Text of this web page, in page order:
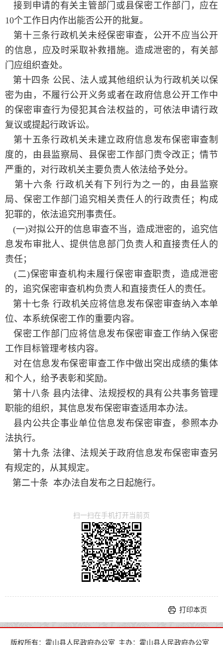
接到申请的有关主管部门或县保密工作部门，应在
10个工作日内作出能否公开的批复。
第十三条行政机关未经保密审查，公开不应当公开
的信息，应及时采取补救措施。造成泄密的，有关部
门应组织查处。
第十四条 公民、法人或其他组织认为行政机关以保
密为由，不履行公开义务或者在政府信息公开工作中
的保密审查行为侵犯其合法权益的，可依法申请行政
复议或提起行政诉讼。
第十五条行政机关未建立政府信息发布保密审查制
度的，由县监察局、县保密工作部门责令改正；情节
严重的，对行政机关主要负责人依法给予处分。
第十六条 行政机关有下列行为之一的，由县监察
局、保密工作部门追究相关责任人的行政责任；构成
犯罪的，依法追究刑事责任。
(一)对拟公开的信息审查不当，造成泄密的，追究信
息发布审批人、提供信息部门负责人和直接责任人的
责任；
(二)保密审查机构未履行保密审查职责，造成泄密
的，追究保密审查机构负责人和直接责任人的责任。
第十七条 行政机关应将信息发布保密审查纳入本单
位、本系统保密工作的重要内容。
保密工作部门应将信息发布保密审查工作纳入保密
工作目标管理考核内容。
对在信息发布保密审查工作中做出突出成绩的集体
和个人，给予表彰和奖励。
第十八条 县内法律、法规授权的具有公共事务管理
职能的组织，其信息发布保密审查适用本办法。
县内公共企事业单位信息发布保密审查，参照本办
法执行。
第十九条 法律、法规关于政府信息发布保密审查另
有规定的，从其规定。
第二十条 本办法自发布之日起施行。
扫一扫在手机打开当前页
打印本页
版权所有：霍山县人民政府办公室 主办：霍山县人民政府办公室